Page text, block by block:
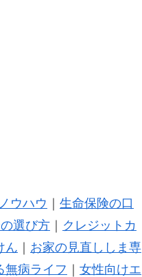
ウハウ
生命保険の口
選び方｜
クレジットカ
ん
お家の見直ししま専
無病ライフ 女性向けエ